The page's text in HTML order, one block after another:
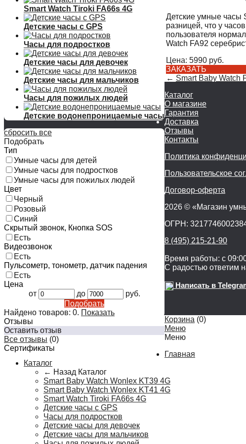
Smart Watch Tiroki FA66s 4G
Детские часы с GPS
Часы для подростков
Детские часы для девочек
Детские часы для мальчиков
Часы для пожилых людей
Детские водонепроницаемые часы
сбросить все
Подобрать
Тип
Умные часы для детей
Умные часы для подростков
Умные часы для пожилых людей
Цвет
Черный
Розовый
Синий
Скрытый звонок, Кнопка SOS
Есть
Видеозвонок
Есть
Пульсометр, тонометр, датчик падения
Есть
Цена
от
до
руб.
Подобрать
Найдено товаров: 0. Показать
Отзывы
Оставить отзыв
Все отзывы (0)
Сертификаты
Детские умные часы
разницей, что у
пользователя
Watch FA92
Цена: 5990 руб.
ЗАКАЗАТЬ
← Smart Baby Watch
Каталог
О магазине
Гарантия
Доставка
Отзывы
Контакты
Политика
Пользовательское
Договор-оферта
2026 © «Магазин
ОГРН:
8 (495) 215-21-90
Время работы: с
С радостью ответим
Написать в
Корзина (0)
Меню
Меню
Главная
Каталог
← Назад Каталог
Smart Baby Watch Wonlex KT39 4G
Smart Baby Watch Wonlex KT41 4G
Smart Watch Tiroki FA66s 4G
Детские часы с GPS
Часы для подростков
Детские часы для девочек
Детские часы для мальчиков